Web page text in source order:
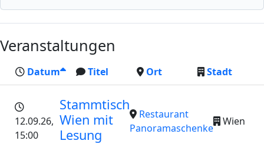
Veranstaltungen
Datum Titel Ort Stadt
12.09.26,
15:00
Stammtisch
Wien mit
Lesung
Restaurant
Panoramaschenke
Wien